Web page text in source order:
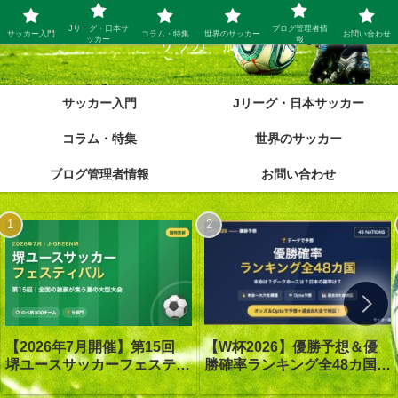
サッカー脳
サッカー入門 Jリーグ・日本サッカー
コラム・特集 世界のサッカー
ブログ管理者情報 お問い合わせ
【2026年7月開催】第15回
堺ユースサッカーフェスティ
バル in J-GREEN堺｜大会概
【W杯2026】優勝予想＆優
勝確率ランキング全48カ国｜
優勝は1番人気スペイン｜オ
サッカー入門
Jリーグ・日本サ
ッカー
コラム・特集 世界のサッカー
ブログ管理者情
報
お問い合わせ